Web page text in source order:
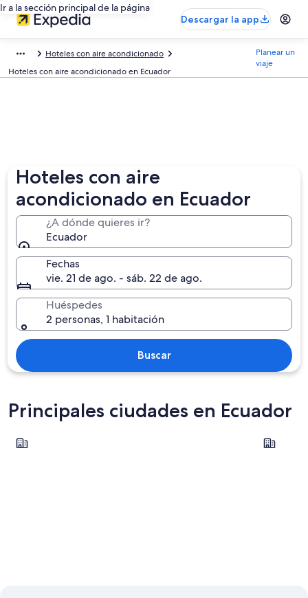
Ir a la sección principal de la página
Descargar la app
Hoteles con aire acondicionado
Hoteles con aire acondicionado en Ecuador
Planear un
viaje
Hoteles con aire
acondicionado en Ecuador
¿A dónde quieres ir?
Ecuador
Fechas
vie. 21 de ago. - sáb. 22 de ago.
Huéspedes
2 personas, 1 habitación
Buscar
Principales ciudades en Ecuador
Cuenca Guayaquil